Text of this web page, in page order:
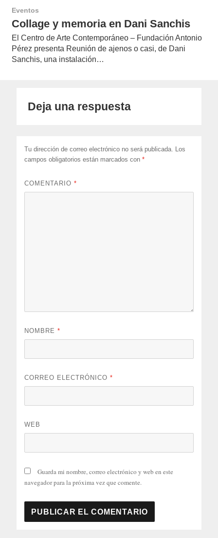
Eventos
Collage y memoria en Dani Sanchis
El Centro de Arte Contemporáneo – Fundación Antonio
Pérez presenta Reunión de ajenos o casi, de Dani
Sanchis, una instalación…
Deja una respuesta
Tu dirección de correo electrónico no será publicada. Los
campos obligatorios están marcados con*
COMENTARIO*
NOMBRE*
CORREO ELECTRÓNICO*
WEB
Guarda mi nombre, correo electrónico y web en este
navegador para la próxima vez que comente.